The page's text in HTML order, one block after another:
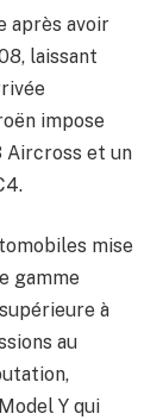
après avoir
laissant
impose
Aircross et un
mise
gamme
à
au
Y qui